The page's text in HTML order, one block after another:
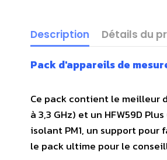
Description Détails du
Pack d'appareils de
Ce pack contient le meilleur
à 3,3 GHz) et un HFW59D
isolant PM1, un support
le pack ultime pour le